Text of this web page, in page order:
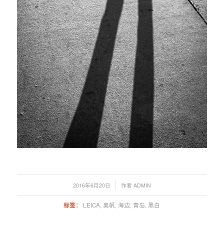
2016年6月20日
/ 作者 ADMIN
标签： LEICA ,奥帆 海边 ,青岛 ,黑白